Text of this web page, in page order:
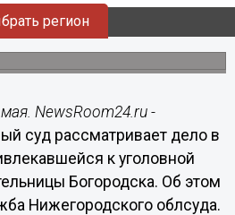
регион
привлекавшейся к уголовной
рассматривает Богородский
NewsRoom24.ru -
суд рассматривает дело в
к уголовной
Богородска. Об этом
Нижегородского облсуда.